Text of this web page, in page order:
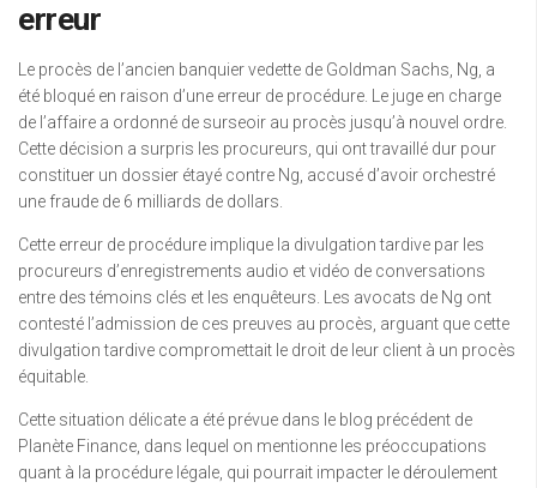
erreur
Le procès de l’ancien banquier vedette de Goldman Sachs, Ng, a
été bloqué en raison d’une erreur de procédure. Le juge en charge
de l’affaire a ordonné de surseoir au procès jusqu’à nouvel ordre.
Cette décision a surpris les procureurs, qui ont travaillé dur pour
constituer un dossier étayé contre Ng, accusé d’avoir orchestré
une fraude de 6 milliards de dollars.
Cette erreur de procédure implique la divulgation tardive par les
procureurs d’enregistrements audio et vidéo de conversations
entre des témoins clés et les enquêteurs. Les avocats de Ng ont
contesté l’admission de ces preuves au procès, arguant que cette
divulgation tardive compromettait le droit de leur client à un procès
équitable.
Cette situation délicate a été prévue dans le blog précédent de
Planète Finance, dans lequel on mentionne les préoccupations
quant à la procédure légale, qui pourrait impacter le déroulement